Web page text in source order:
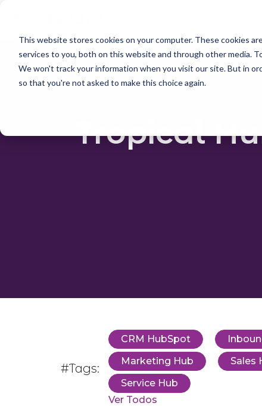
This website stores cookies on your computer. These cookies
services to you, both on this website and through other media.
We won't track your information when you visit our site. But in
so that you're not asked to make this choice again.
Tropical
#Tags:
CRM HubSpot
Marketing Hub
Sales
Service Hub
Ver Todos